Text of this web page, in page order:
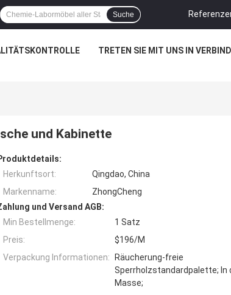
Suche
TRETEN SIE MIT UNS IN
und Kabinette
Herkunftsort:
Qingdao, China
Markenname:
ZhongCheng
und Versand AGB:
Min Bestellmenge:
1 Satz
Preis:
$196/M
Verpackung Informationen:
Räucherung-freie
Sperrholzstandardpalette; In
Masse;